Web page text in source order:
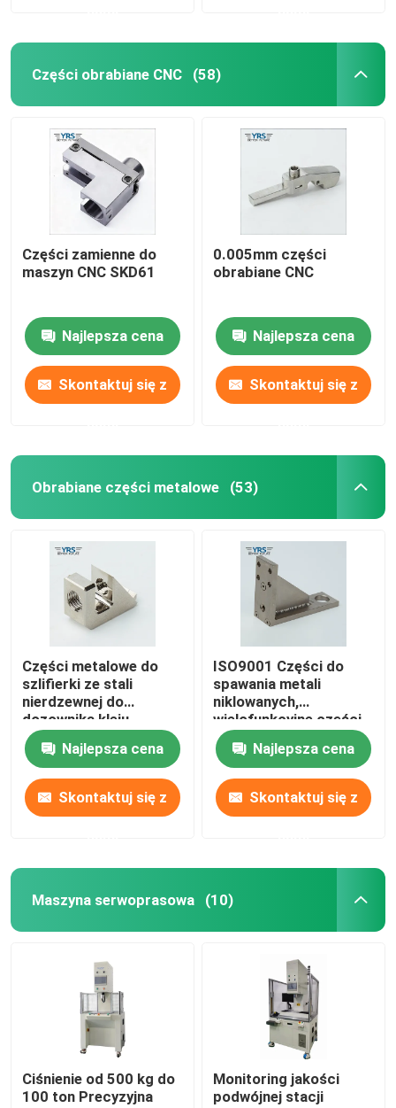
Produkty
O nas
Wycieczka po fabryce
Kontrola jakości
Aktualności
Precyzyjnie obrobione części
Części obrabiane CNC
Części obrabiane CNC (58)
Części zamienne do
maszyn CNC SKD61
Najlepsza cena
Skontaktuj się z
0.005mm części
obrabiane CNC
Najlepsza cena
Skontaktuj się z
Obrabiane części metalowe (53)
Części metalowe do
szlifierki ze stali
nierdzewnej do
dozownika kleju
Najlepsza cena
Skontaktuj się z
ISO9001 Części do
spawania metali
niklowanych,
wielofunkcyjne części
do cięcia metalu
Najlepsza cena
Skontaktuj się z
Maszyna serwoprasowa (10)
Ciśnienie od 500 kg do
100 ton Precyzyjna
Monitoring jakości
podwójnej stacji